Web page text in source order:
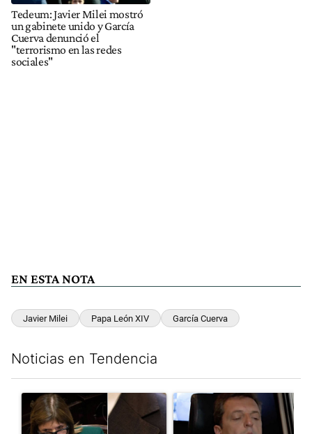
Tedeum: Javier Milei mostró
un gabinete unido y García
Cuerva denunció el
"terrorismo en las redes
sociales"
EN ESTA NOTA
Javier Milei Papa León XIV García Cuerva
Noticias en Tendencia
Un artículo de tendencia con el título ""¿Por qué
Un artículo de tendencia con